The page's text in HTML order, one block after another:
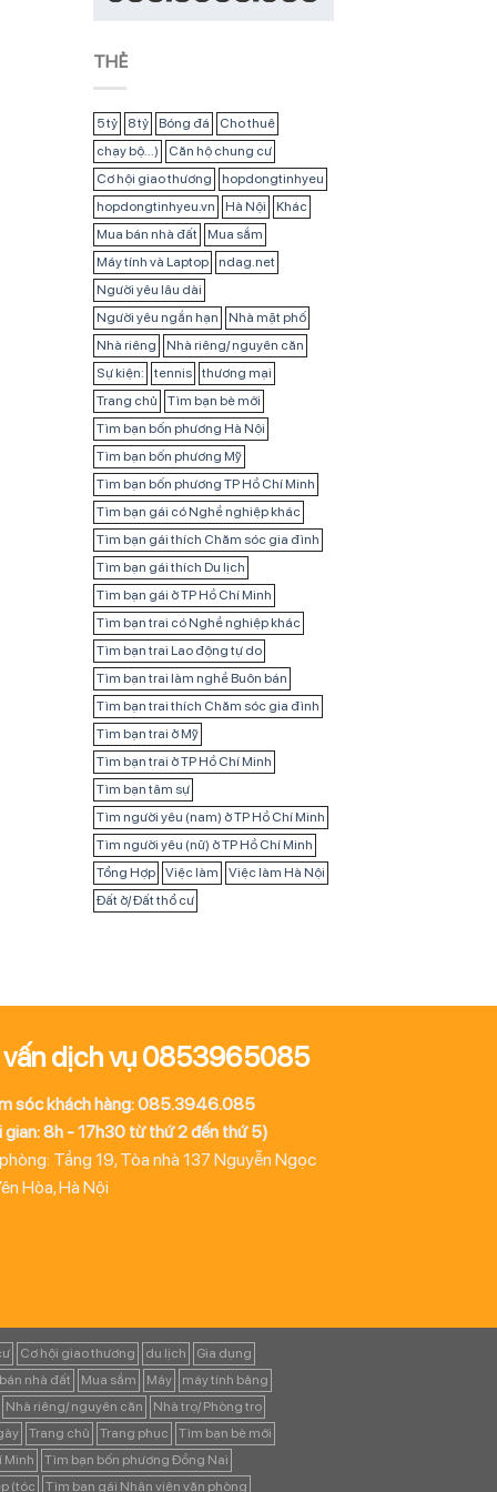
THẺ
5 tỷ 8 tỷ Bóng đá
Cho thuê
chạy bộ...)
Căn hộ chung cư
Cơ hội giao thương
hopdongtinhyeu
hopdongtinhyeu.vn
Hà Nội
Khác
Mua bán nhà đất
Mua sắm
Máy tính và Laptop
ndag.net
Người yêu lâu dài
Người yêu ngắn hạn
Nhà mặt phố
Nhà riêng
Nhà riêng/ nguyên căn
Sự kiện:
tennis
thương mại
Trang chủ
Tìm bạn bè mới
Tìm bạn bốn phương Hà Nội
Tìm bạn bốn phương Mỹ
Tìm bạn bốn phương TP Hồ Chí Minh
Tìm bạn gái có Nghề nghiệp khác
Tìm bạn gái thích Chăm sóc gia đình
Tìm bạn gái thích Du lịch
Tìm bạn gái ở TP Hồ Chí Minh
Tìm bạn trai có Nghề nghiệp khác
Tìm bạn trai Lao động tự do
Tìm bạn trai làm nghề Buôn bán
Tìm bạn trai thích Chăm sóc gia đình
Tìm bạn trai ở Mỹ
Tìm bạn trai ở TP Hồ Chí Minh
Tìm bạn tâm sự
Tìm người yêu (nam) ở TP Hồ Chí Minh
Tìm người yêu (nữ) ở TP Hồ Chí Minh
Tổng Hợp
Việc làm
Việc làm Hà Nội
Đất ở/ Đất thổ cư
vấn dịch vụ 0853965085
sóc khách hàng: 085.3946.085
gian: 8h - 17h30 từ thứ 2 đến thứ 5)
Tầng 19, Tòa nhà 137 Nguyễn Ngọc
Hòa, Hà Nội
Cơ hội giao thương du lịch
Gia dụng
nhà đất
Mua sắm Máy
máy tính bảng
Nhà riêng/ nguyên căn
Nhà trọ/ Phòng trọ
Trang chủ Trang phục
Tìm bạn bè mới
Minh
Tìm bạn bốn phương Đồng Nai
(tóc
Tìm bạn gái Nhân viên văn phòng